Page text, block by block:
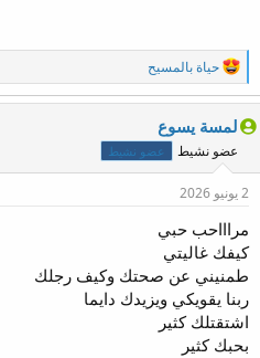
ا
ل
ت
ا
ع
ا
ت
:
حياة بالمسيح
لمسة يسوع
عضو نشيط عضو نشيط
2 يونيو 2026
مراااحب حبي
كيفك غاليتي
طمنيني عن صحتك وكيف رجلك
ربنا يقويكي ويزيدك دايما
اشتقتلك كثير
بحبك كثير